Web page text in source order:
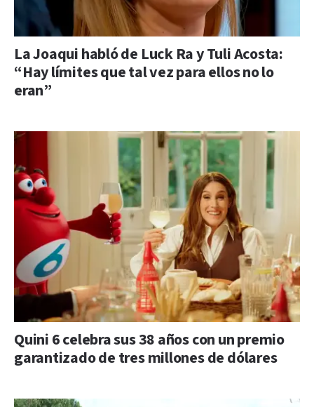
La Joaqui habló de Luck Ra y Tuli Acosta:
“Hay límites que tal vez para ellos no lo
eran”
Quini 6 celebra sus 38 años con un premio
garantizado de tres millones de dólares